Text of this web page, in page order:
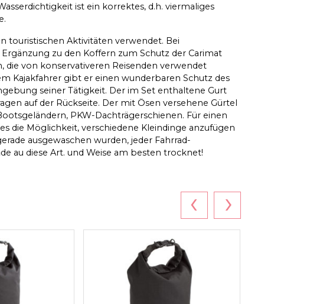
ist ein korrektes, d.h. viermaliges
touristischen Aktivitäten verwendet. Bei
zu den Koffern zum Schutz der Carimat
die von konservativeren Reisenden verwendet
Kajakfahrer gibt er einen wunderbaren Schutz des
seiner Tätigkeit. Der im Set enthaltene Gurt
auf der Rückseite. Der mit Ösen versehene Gürtel
PKW-Dachträgerschienen. Für einen
die Möglichkeit, verschiedene Kleindinge anzufügen
ausgewaschen wurden, jeder Fahrrad-
au diese Art. und Weise am besten trocknet!
‹ ›